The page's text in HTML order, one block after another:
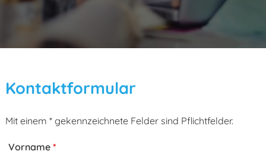
Kontaktformular
Mit einem * gekennzeichnete Felder sind Pflichtfelder.
Vorname *